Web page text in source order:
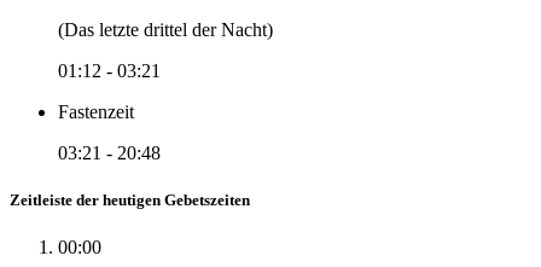
(Das letzte drittel der Nacht)
01:12 - 03:21
Fastenzeit
03:21 - 20:48
Zeitleiste der heutigen Gebetszeiten
00:00